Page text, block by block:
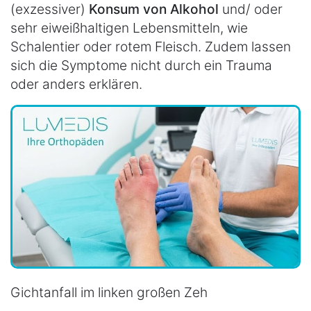
(exzessiver) Konsum von Alkohol und/ oder
sehr eiweißhaltigen Lebensmitteln, wie
Schalentier oder rotem Fleisch. Zudem lassen
sich die Symptome nicht durch ein Trauma
oder anders erklären.
Gichtanfall im linken großen Zeh